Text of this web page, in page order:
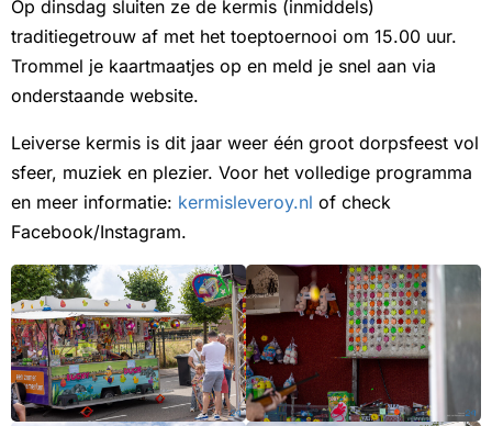
Op dinsdag sluiten ze de kermis (inmiddels)
traditiegetrouw af met het toeptoernooi om 15.00 uur.
Trommel je kaartmaatjes op en meld je snel aan via
onderstaande website.
Leiverse kermis is dit jaar weer één groot dorpsfeest vol
sfeer, muziek en plezier. Voor het volledige programma
en meer informatie: kermisleveroy.nl of check
Facebook/Instagram.